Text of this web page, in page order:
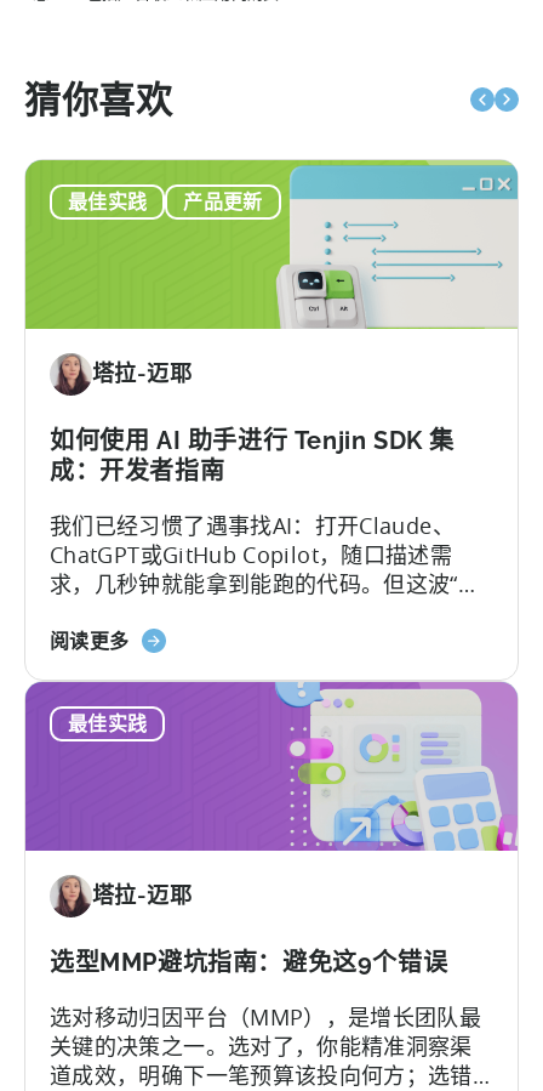
猜你喜欢
最佳实践 产品更新
塔拉-迈耶
如何使用 AI 助手进行 Tenjin SDK 集
成：开发者指南
我们已经习惯了遇事找AI：打开Claude、
ChatGPT或GitHub Copilot，随口描述需
求，几秒钟就能拿到能跑的代码。但这波“效
Hallucination（大模型幻觉）.
阅读更多关
何
进
Tenjin
集
成：
开
最佳实践
塔拉-迈耶
选型MMP避坑指南：避免这9个错误
选对移动归因平台（MMP），是增长团队最
关键的决策之一。选对了，你能精准洞察渠
道成效，明确下一笔预算该投向何方；选错